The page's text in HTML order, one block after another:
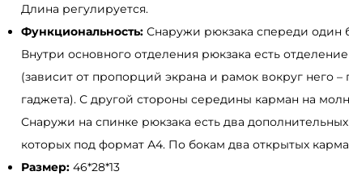
Z
a
r
d
L
S
T
п
Длина регулируется.
Функциональность: Снаружи рюкзака спереди один
Внутри основного отделения рюкзака есть
(зависит от пропорций экрана и рамок вокруг него –
гаджета). С другой стороны середины карман на
Снаружи на спинке рюкзака есть два
которых под формат А4. По бокам два открытых
Размер: 46*28*13